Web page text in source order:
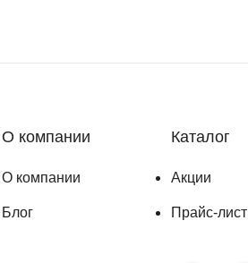
О компании
О компании
Блог
Каталог
Акции
Прайс-лист